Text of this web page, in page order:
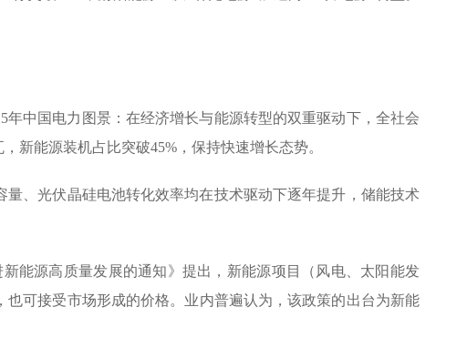
中国电力图景：在经济增长与能源转型的双重驱动下，全社会
新能源装机占比突破45%，保持快速增长态势。
、光伏晶硅电池转化效率均在技术驱动下逐年提升，储能技术
能源高质量发展的通知》提出，新能源项目（风电、太阳能发
可接受市场形成的价格。业内普遍认为，该政策的出台为新能